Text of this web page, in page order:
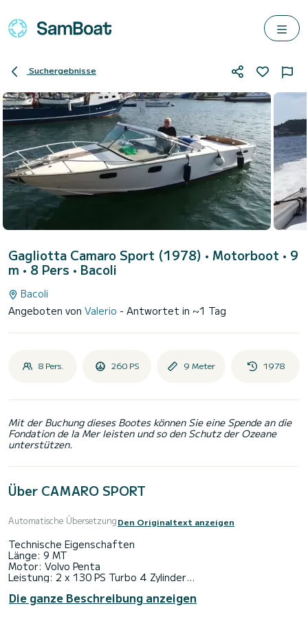
Suchergebnisse
Gagliotta Camaro Sport (1978) • Motorboot • 9
m • 8 Pers • Bacoli
Bacoli
Angeboten von Valerio - Antwortet in ~1 Tag
8 Pers. 260 PS 9 Meter 1978
Mit der Buchung dieses Bootes können Sie eine Spende an die
Fondation de la Mer leisten und so den Schutz der Ozeane
unterstützen.
Über CAMARO SPORT
Automatische ÜbersetzungDen Originaltext anzeigen
Technische Eigenschaften
Länge: 9 MT
Motor: Volvo Penta
Leistung: 2 x 130 PS Turbo 4 Zylinder
Geschwindigkeit: 25 Knoten
Reichweite: Max. 8 Personen inklusive Besatzung
Die ganze Beschreibung anzeigen